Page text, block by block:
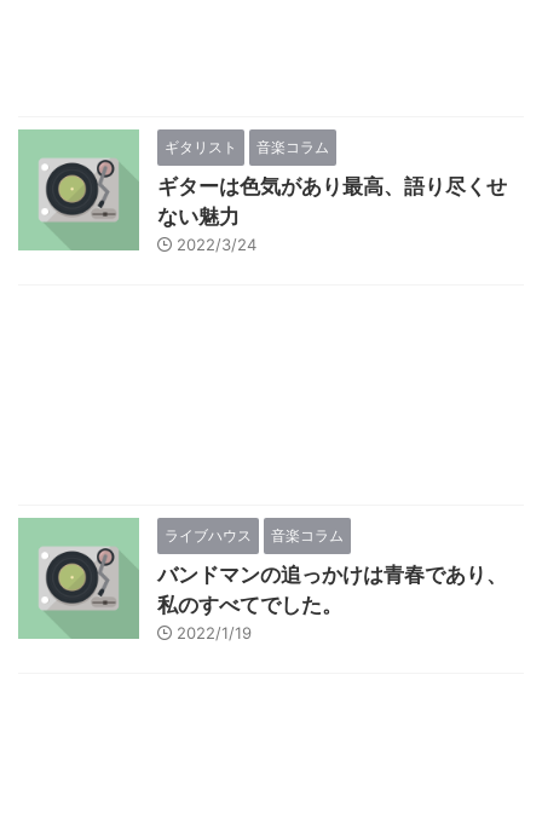
ギタリスト 音楽コラム
ギターは色気があり最高、語り尽くせ
ない魅力
2022/3/24
ライブハウス 音楽コラム
バンドマンの追っかけは青春であり、
私のすべてでした。
2022/1/19